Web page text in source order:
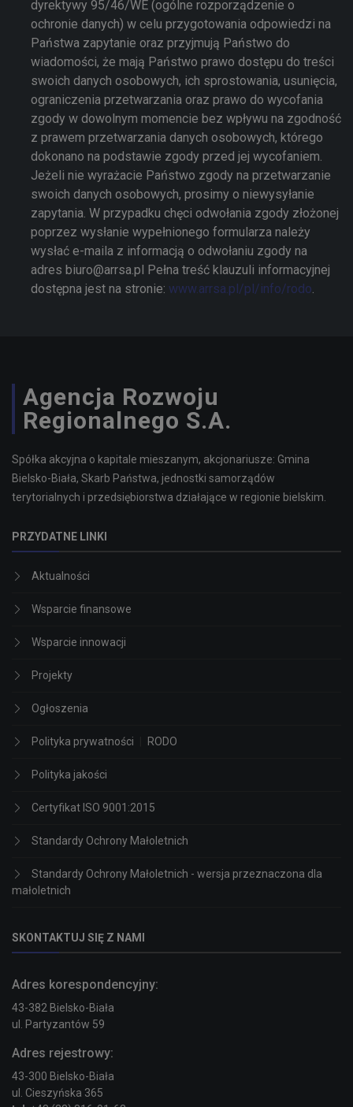
dyrektywy 95/46/WE (ogólne rozporządzenie o
ochronie danych) w celu przygotowania odpowiedzi na
Państwa zapytanie oraz przyjmują Państwo do
wiadomości, że mają Państwo prawo dostępu do treści
swoich danych osobowych, ich sprostowania, usunięcia,
ograniczenia przetwarzania oraz prawo do wycofania
zgody w dowolnym momencie bez wpływu na zgodność
z prawem przetwarzania danych osobowych, którego
dokonano na podstawie zgody przed jej wycofaniem.
Jeżeli nie wyrażacie Państwo zgody na przetwarzanie
swoich danych osobowych, prosimy o niewysyłanie
zapytania. W przypadku chęci odwołania zgody złożonej
poprzez wysłanie wypełnionego formularza należy
wysłać e-maila z informacją o odwołaniu zgody na
adres biuro@arrsa.pl Pełna treść klauzuli informacyjnej
dostępna jest na stronie: www.arrsa.pl/pl/info/rodo.
Agencja Rozwoju
Regionalnego S.A.
Spółka akcyjna o kapitale mieszanym, akcjonariusze: Gmina
Bielsko-Biała, Skarb Państwa, jednostki samorządów
terytorialnych i przedsiębiorstwa działające w regionie bielskim.
PRZYDATNE LINKI
Aktualności
Wsparcie finansowe
Wsparcie innowacji
Projekty
Ogłoszenia
Polityka prywatności RODO
Polityka jakości
Certyfikat ISO 9001:2015
Standardy Ochrony Małoletnich
Standardy Ochrony Małoletnich - wersja przeznaczona dla
małoletnich
SKONTAKTUJ SIĘ Z NAMI
Adres korespondencyjny:
43-382 Bielsko-Biała
ul. Partyzantów 59
Adres rejestrowy:
43-300 Bielsko-Biała
ul. Cieszyńska 365